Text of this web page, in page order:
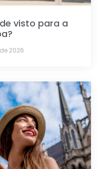
visto para a
2026